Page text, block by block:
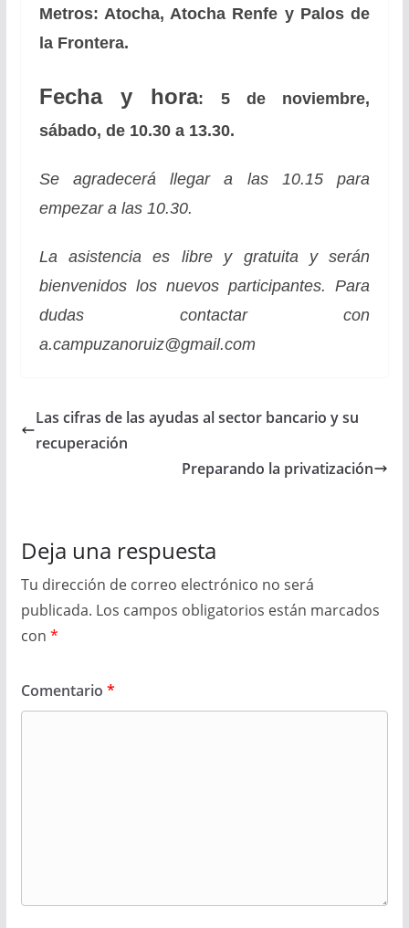
Metros: Atocha, Atocha Renfe y Palos de
la Frontera.
Fecha y hora: 5 de noviembre,
sábado, de 10.30 a 13.30.
Se agradecerá llegar a las 10.15 para
empezar a las 10.30.
La asistencia es libre y gratuita y serán
bienvenidos los nuevos participantes. Para
dudas contactar con
a.campuzanoruiz@gmail.com
Las cifras de las ayudas al sector bancario y su
recuperación
Preparando la privatización
Deja una respuesta
Tu dirección de correo electrónico no será
publicada. Los campos obligatorios están marcados
con *
Comentario *